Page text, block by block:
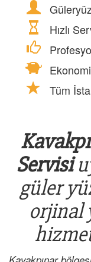
Hızlı
Tüm
Servisi
güler
orjinal